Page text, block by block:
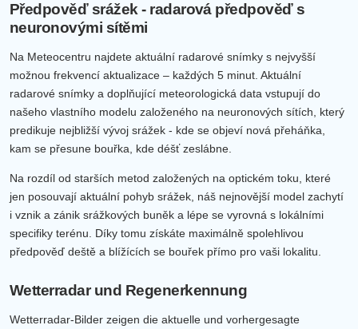
Předpověď srážek - radarová předpověď s
neuronovými sítěmi
Na Meteocentru najdete aktuální radarové snímky s nejvyšší
možnou frekvencí aktualizace – každých 5 minut. Aktuální
radarové snímky a doplňující meteorologická data vstupují do
našeho vlastního modelu založeného na neuronových sítích, který
predikuje nejbližší vývoj srážek - kde se objeví nová přeháňka,
kam se přesune bouřka, kde déšť zeslábne.
Na rozdíl od starších metod založených na optickém toku, které
jen posouvají aktuální pohyb srážek, náš nejnovější model zachytí
i vznik a zánik srážkových buněk a lépe se vyrovná s lokálními
specifiky terénu. Díky tomu získáte maximálně spolehlivou
předpověď deště a blížících se bouřek přímo pro vaši lokalitu.
Wetterradar und Regenerkennung
Wetterradar-Bilder zeigen die aktuelle und vorhergesagte